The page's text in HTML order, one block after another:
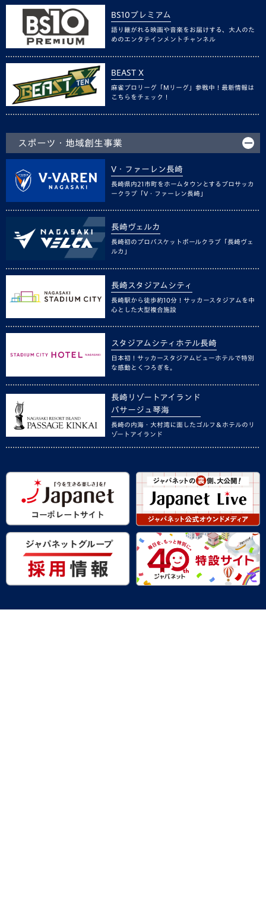
BS10プレミアム
語り継がれる映画や音楽をお届けする、大人のた
めのエンタテインメントチャンネル
BEAST X
麻雀プロリーグ「Mリーグ」参戦中！最新情報は
こちらをチェック！
スポーツ・地域創生事業
V・ファーレン長崎
長崎県内21市町をホームタウンとするプロサッカ
ークラブ「V・ファーレン長崎」
長崎ヴェルカ
長崎初のプロバスケットボールクラブ「長崎ヴェ
ルカ」
長崎スタジアムシティ
長崎駅から徒歩約10分！サッカースタジアムを中
心とした大型複合施設
スタジアムシティホテル長崎
日本初！サッカースタジアムビューホテルで特別
な感動とくつろぎを。
長崎リゾートアイランド
パサージュ琴海
長崎の内海・大村湾に面したゴルフ＆ホテルのリ
ゾートアイランド